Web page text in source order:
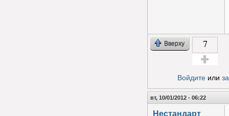
Вверху 7
Войдитеили
вт, 10/01/2012 - 06:22
Нестандарт